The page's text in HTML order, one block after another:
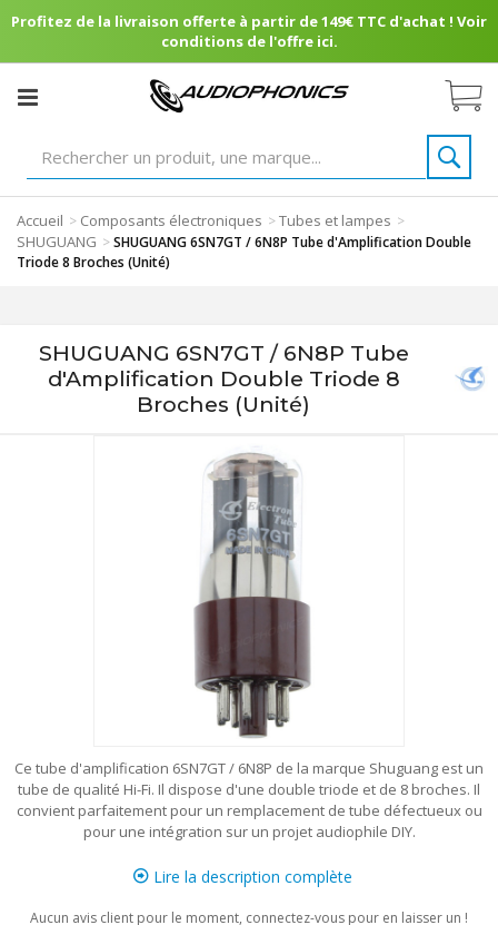
Profitez de la livraison offerte à partir de 149€ TTC d'achat ! Voir
conditions de l'offre ici.
Accueil > Composants électroniques >Tubes et lampes >
SHUGUANG >SHUGUANG 6SN7GT / 6N8P Tube d'Amplification Double
Triode 8 Broches (Unité)
SHUGUANG 6SN7GT / 6N8P Tube
d'Amplification Double Triode 8
Broches (Unité)
Ce tube d'amplification 6SN7GT / 6N8P de la marque Shuguang est un
tube de qualité Hi-Fi. Il dispose d'une double triode et de 8 broches. Il
convient parfaitement pour un remplacement de tube défectueux ou
pour une intégration sur un projet audiophile DIY.
Lire la description complète
Aucun avis client pour le moment, connectez-vous pour en laisser un !